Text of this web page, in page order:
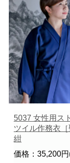
5037 女性用ス
ツイル作務衣
紺
価格：35,200